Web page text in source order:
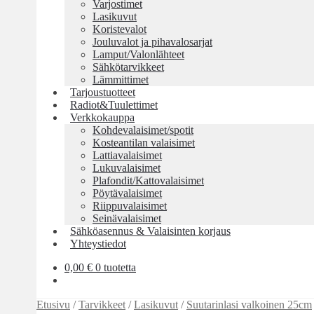
Varjostimet
Lasikuvut
Koristevalot
Jouluvalot ja pihavalosarjat
Lamput/Valonlähteet
Sähkötarvikkeet
Lämmittimet
Tarjoustuotteet
Radiot&Tuulettimet
Verkkokauppa
Kohdevalaisimet/spotit
Kosteantilan valaisimet
Lattiavalaisimet
Lukuvalaisimet
Plafondit/Kattovalaisimet
Pöytävalaisimet
Riippuvalaisimet
Seinävalaisimet
Sähköasennus & Valaisinten korjaus
Yhteystiedot
0,00 € 0 tuotetta
Etusivu /Tarvikkeet /Lasikuvut / Suutarinlasi valkoinen 25cm